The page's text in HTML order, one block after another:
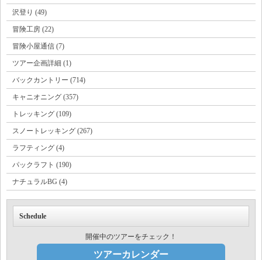
沢登り (49)
冒険工房 (22)
冒険小屋通信 (7)
ツアー企画詳細 (1)
バックカントリー (714)
キャニオニング (357)
トレッキング (109)
スノートレッキング (267)
ラフティング (4)
パックラフト (190)
ナチュラルBG (4)
Schedule
開催中のツアーをチェック！
ツアーカレンダー